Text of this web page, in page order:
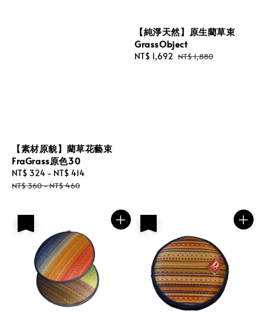
【素材原貌】藺草花藝束
FraGrass原色30
Sale
price
NT$ 324 - NT$ 414
NT$ 360-NT$ 460
【純淨天然】原生藺草束
GrassObject
Sale
NT$ 1,692 Regular
NT$ 1,880